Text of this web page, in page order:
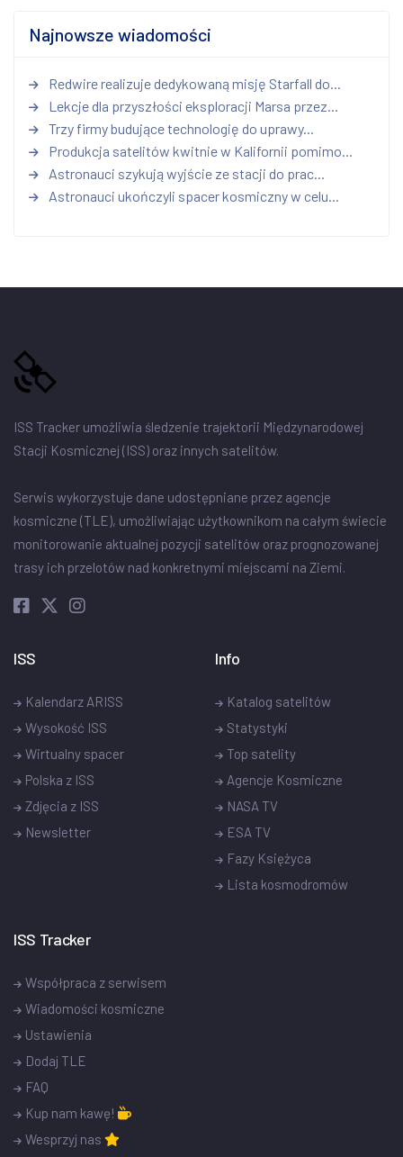
Najnowsze wiadomości
Redwire realizuje dedykowaną misję Starfall do...
Lekcje dla przyszłości eksploracji Marsa przez...
Trzy firmy budujące technologię do uprawy...
Produkcja satelitów kwitnie w Kalifornii pomimo...
Astronauci szykują wyjście ze stacji do prac...
Astronauci ukończyli spacer kosmiczny w celu...
ISS Tracker umożliwia śledzenie trajektorii Międzynarodowej
Stacji Kosmicznej (ISS) oraz innych satelitów.
Serwis wykorzystuje dane udostępniane przez agencje
kosmiczne (TLE), umożliwiając użytkownikom na całym świecie
monitorowanie aktualnej pozycji satelitów oraz prognozowanej
trasy ich przelotów nad konkretnymi miejscami na Ziemi.
ISS
Kalendarz ARISS
Wysokość ISS
Wirtualny spacer
Polska z ISS
Zdjęcia z ISS
Newsletter
Info
Katalog satelitów
Statystyki
Top satelity
Agencje Kosmiczne
NASA TV
ESA TV
Fazy Księżyca
Lista kosmodromów
ISS Tracker
Współpraca z serwisem
Wiadomości kosmiczne
Ustawienia
Dodaj TLE
FAQ
Kup nam kawę!
Wesprzyj nas